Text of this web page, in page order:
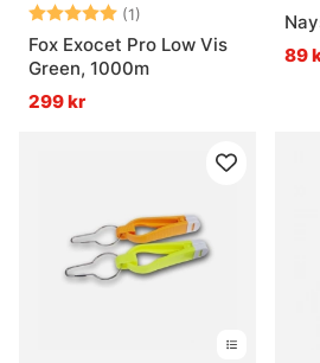
Betyg: (1)
5.0 utav 5 stjärnor
Fox Exocet Pro Low Vis
Green, 1000m
299 kr
89